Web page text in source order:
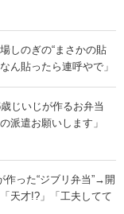
しのぎの“まさかの貼
ん貼ったら連呼やで」
じいじが作るお弁当
遣お願いします」
作った“ジブリ弁当”→開
才!?」「工夫してて